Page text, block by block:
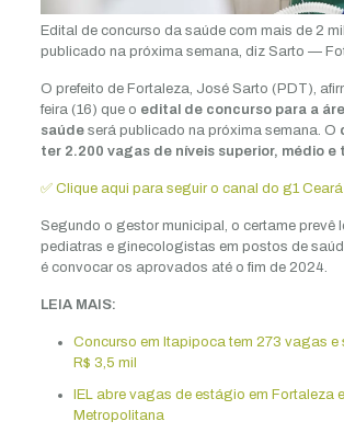
Edital de concurso da saúde com mais de 2
publicado na próxima semana, diz Sarto —
O prefeito de Fortaleza, José Sarto (PDT),
feira (16) que o edital de concurso para a
saúdeserá publicado na próxima semana. O
ter 2.200 vagas de níveis superior, médio e
✅ Clique aqui para seguir o canal do g1
Segundo o gestor municipal, o certame prevê
pediatras e ginecologistas em postos de
é convocar os aprovados até o fim de 2024.
LEIA MAIS:
Concurso em Itapipoca tem 273 vagas e
R$ 3,5 mil
IEL abre vagas de estágio em Fortaleza
Metropolitana